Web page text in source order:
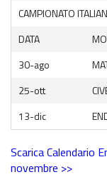
CAMPIONATO
DATA
30-ago
25-ott
13-dic
Scarica Calendario
novembre >>